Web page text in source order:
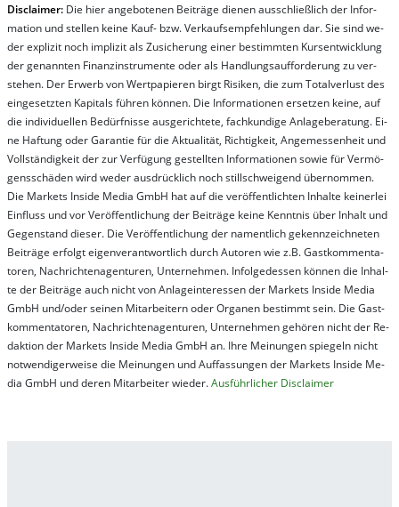
Dis­clai­mer: Die hier an­ge­bo­te­nen Bei­trä­ge die­nen aus­schließ­lich der In­for­
ma­t­ion und stel­len kei­ne Kauf- bzw. Ver­kaufs­em­pfeh­lung­en dar. Sie sind we­
der ex­pli­zit noch im­pli­zit als Zu­sich­er­ung ei­ner be­stim­mt­en Kurs­ent­wick­lung
der ge­nan­nt­en Fi­nanz­in­stru­men­te oder als Handl­ungs­auf­for­der­ung zu ver­
steh­en. Der Er­werb von Wert­pa­pier­en birgt Ri­si­ken, die zum To­tal­ver­lust des
ein­ge­setz­ten Ka­pi­tals füh­ren kön­nen. Die In­for­ma­tion­en er­setz­en kei­ne, auf
die in­di­vi­du­el­len Be­dür­fnis­se aus­ge­rich­te­te, fach­kun­di­ge An­la­ge­be­ra­tung. Ei­
ne Haf­tung oder Ga­ran­tie für die Ak­tu­ali­tät, Rich­tig­keit, An­ge­mes­sen­heit und
Vol­lständ­ig­keit der zur Ver­fü­gung ge­stel­lt­en In­for­ma­tion­en so­wie für Ver­mö­
gens­schä­den wird we­der aus­drück­lich noch stil­lschwei­gend über­nom­men.
Die Mar­kets In­side Me­dia GmbH hat auf die ver­öf­fent­lich­ten In­hal­te kei­ner­lei
Ein­fluss und vor Ver­öf­fent­lich­ung der Bei­trä­ge kei­ne Ken­nt­nis über In­halt und
Ge­gen­stand die­ser. Die Ver­öf­fent­lich­ung der na­ment­lich ge­kenn­zeich­net­en
Bei­trä­ge er­folgt ei­gen­ver­ant­wort­lich durch Au­tor­en wie z.B. Gast­kom­men­ta­
tor­en, Nach­richt­en­ag­en­tur­en, Un­ter­neh­men. In­fol­ge­des­sen kön­nen die In­hal­
te der Bei­trä­ge auch nicht von An­la­ge­in­te­res­sen der Mar­kets In­side Me­dia
GmbH und/oder sei­nen Mit­ar­bei­tern oder Or­ga­nen be­stim­mt sein. Die Gast­
kom­men­ta­tor­en, Nach­rich­ten­ag­en­tur­en, Un­ter­neh­men ge­hör­en nicht der Re­
dak­tion der Mar­kets In­side Me­dia GmbH an. Ihre Mei­nung­en spie­geln nicht
not­wen­di­ger­wei­se die Mei­nung­en und Auf­fas­sung­en der Mar­kets In­side Me­
dia GmbH und de­ren Mit­ar­bei­ter wie­der.Aus­führ­lich­er Dis­clai­mer